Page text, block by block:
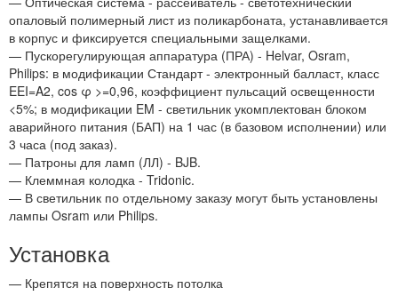
опаловый полимерный лист из поликарбоната, устанавливается
в корпус и фиксируется специальными защелками.
— Пускорегулирующая аппаратура (ПРА) - Helvar, Osram,
Philips: в модификации Стандарт - электронный балласт, класс
EEI=A2, cos φ >=0,96, коэффициент пульсаций освещенности
<5%; в модификации EM - светильник укомплектован блоком
аварийного питания (БАП) на 1 час (в базовом исполнении) или
3 часа (под заказ).
— Патроны для ламп (ЛЛ) - BJB.
— Клеммная колодка - Tridonic.
— В светильник по отдельному заказу могут быть установлены
лампы Osram или Philips.
Установка
— Крепятся на поверхность потолка